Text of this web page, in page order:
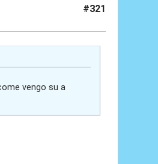
#321
vengo su a